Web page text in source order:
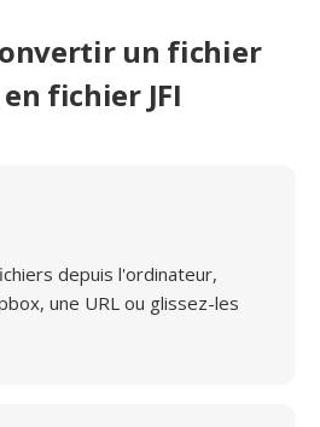
un fichier
fichier JFI
depuis l'ordinateur,
une URL ou glissez-les